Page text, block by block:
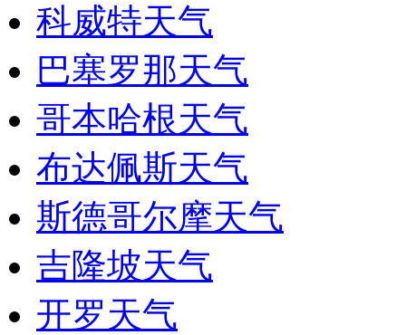
科威特天气
巴塞罗那天气
哥本哈根天气
布达佩斯天气
斯德哥尔摩天气
吉隆坡天气
开罗天气